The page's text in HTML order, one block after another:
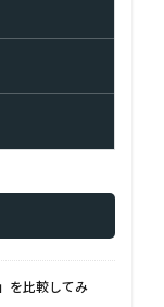
を比較してみ